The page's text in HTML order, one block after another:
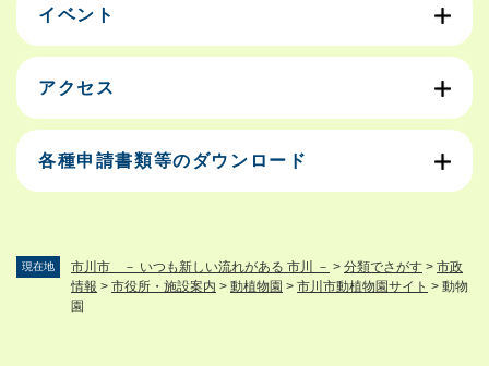
イベント
アクセス
各種申請書類等のダウンロード
現在地 市川市 － いつも新しい流れがある 市川 － > 分類でさがす > 市政
情報 > 市役所・施設案内 > 動植物園 > 市川市動植物園サイト > 動物
園